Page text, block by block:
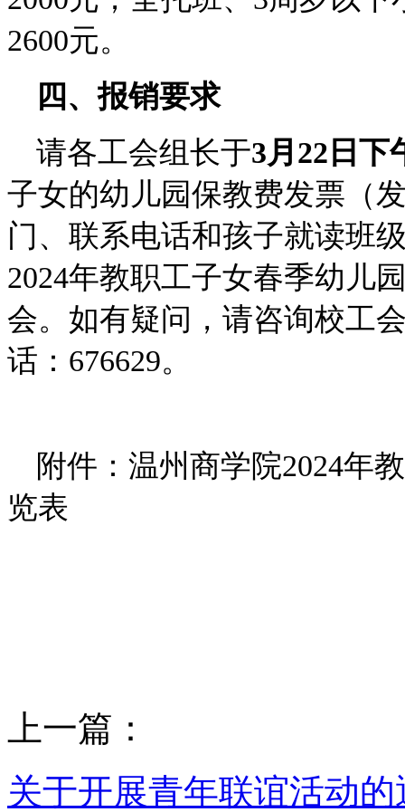
2600元。
四、报销要求
请各工会组长于3月22日下
子女的幼儿园保教费发票（
门、联系电话和孩子就读班
2024年教职工子女春季幼儿
会。如有疑问，请咨询校工
话：676629。
附件：温州商学院2024年
览表
上一篇：
关于开展青年联谊活动的